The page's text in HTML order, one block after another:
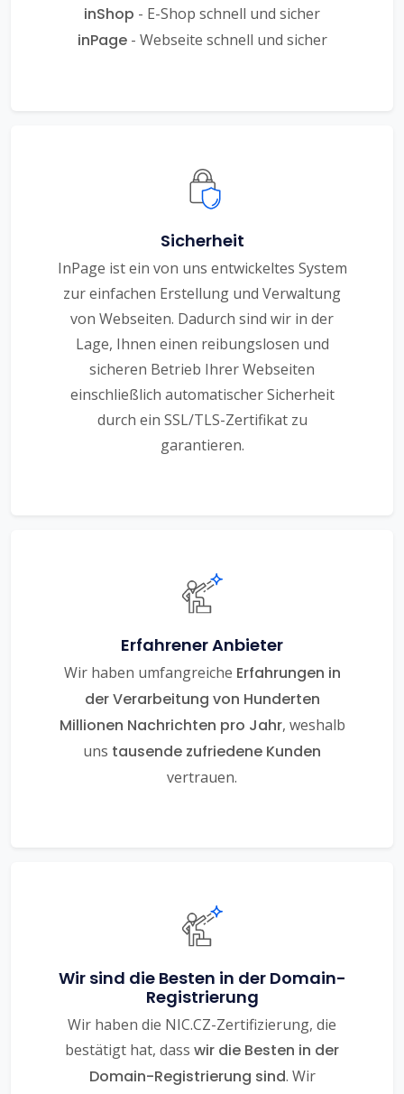
inShop - E-Shop schnell und sicher
inPage- Webseite schnell und sicher
Sicherheit
InPage ist ein von uns entwickeltes System
zur einfachen Erstellung und Verwaltung
von Webseiten. Dadurch sind wir in der
Lage, Ihnen einen reibungslosen und
sicheren Betrieb Ihrer Webseiten
einschließlich automatischer Sicherheit
durch ein SSL/TLS-Zertifikat zu
garantieren.
Erfahrener Anbieter
Wir haben umfangreiche Erfahrungen in
der Verarbeitung von Hunderten
Millionen Nachrichten pro Jahr, weshalb
uns tausende zufriedene Kunden
vertrauen.
Wir sind die Besten in der Domain-
Registrierung
Wir haben die NIC.CZ-Zertifizierung, die
bestätigt hat, dass wir die Besten in der
Domain-Registrierung sind. Wir